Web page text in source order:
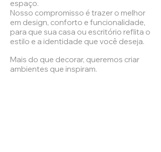
espaço.
Nosso compromisso é trazer o melhor
em design, conforto e funcionalidade,
para que sua casa ou escritório reflita o
estilo e a identidade que você deseja.
Mais do que decorar, queremos criar
ambientes que inspiram.